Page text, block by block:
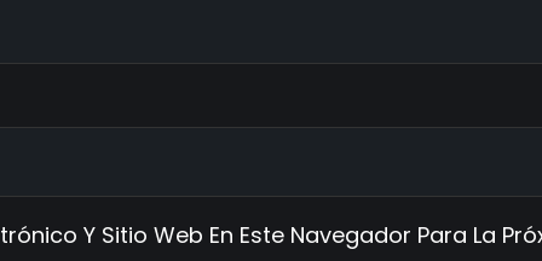
Y Sitio Web En Este Navegador Para La